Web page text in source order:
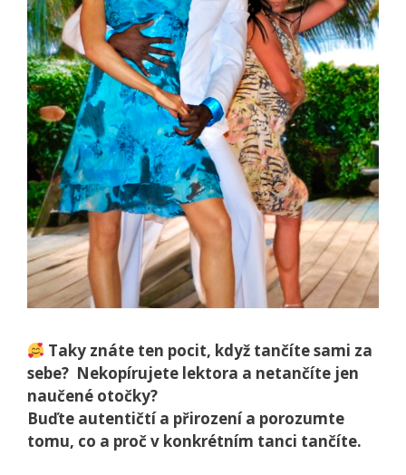
Taky znáte ten pocit, když tančíte sami za
sebe? Nekopírujete lektora a netančíte jen
naučené otočky?
Buďte autentičtí a přirození a porozumte
tomu, co a pročv konkrétním tanci tančíte.